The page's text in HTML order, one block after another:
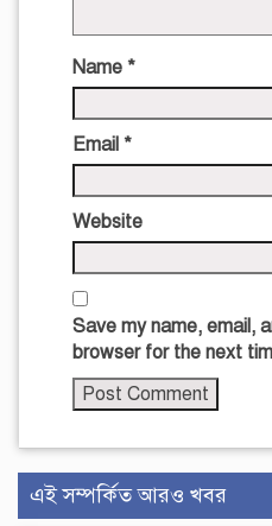
Name *
Email *
Website
Save my name, email,
browser for the next
এই সম্পর্কিত আরও খবর